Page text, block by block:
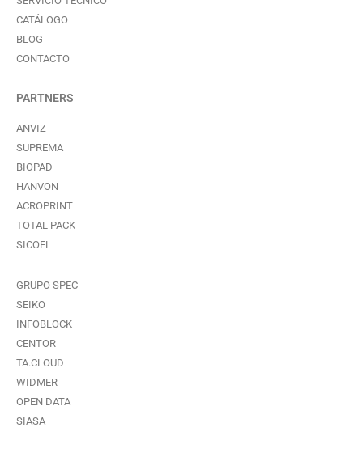
CATÁLOGO
BLOG
CONTACTO
PARTNERS
ANVIZ
SUPREMA
BIOPAD
HANVON
ACROPRINT
TOTAL PACK
SICOEL
GRUPO SPEC
SEIKO
INFOBLOCK
CENTOR
TA.CLOUD
WIDMER
OPEN DATA
SIASA